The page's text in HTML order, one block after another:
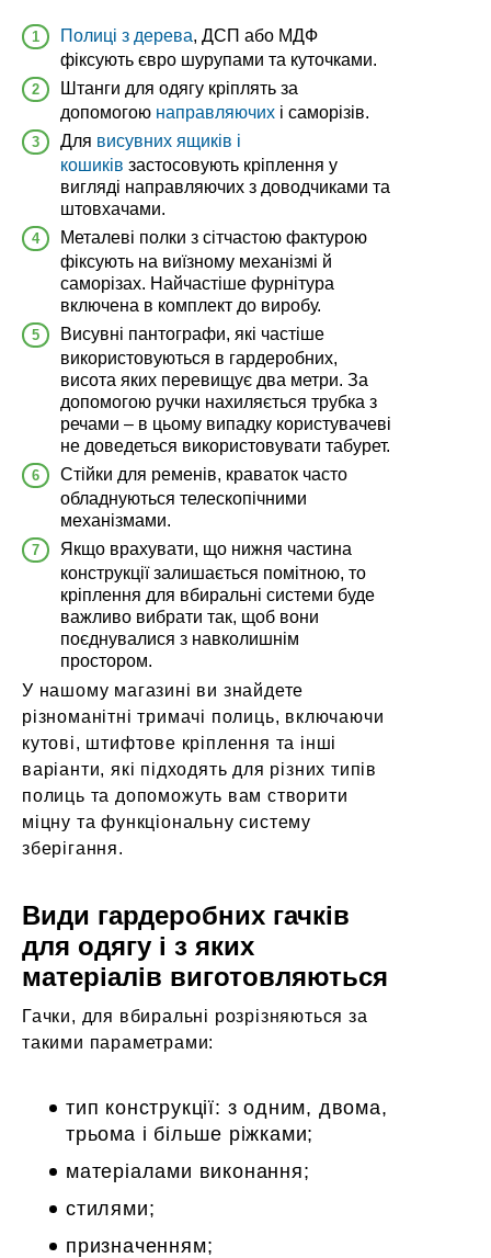
Полиці з дерева, ДСП або МДФ
фіксують євро шурупами та куточками.
Штанги для одягу кріплять за
допомогою направляючих і саморізів.
Для висувних ящиків і
кошиків застосовують кріплення у
вигляді направляючих з доводчиками та
штовхачами.
Металеві полки з сітчастою фактурою
фіксують на виїзному механізмі й
саморізах. Найчастіше фурнітура
включена в комплект до виробу.
Висувні пантографи, які частіше
використовуються в гардеробних,
висота яких перевищує два метри. За
допомогою ручки нахиляється трубка з
речами – в цьому випадку користувачеві
не доведеться використовувати табурет.
Стійки для ременів, краваток часто
обладнуються телескопічними
механізмами.
Якщо врахувати, що нижня частина
конструкції залишається помітною, то
кріплення для вбиральні системи буде
важливо вибрати так, щоб вони
поєднувалися з навколишнім
простором.
У нашому магазині ви знайдете
різноманітні тримачі полиць, включаючи
кутові, штифтове кріплення та інші
варіанти, які підходять для різних типів
полиць та допоможуть вам створити
міцну та функціональну систему
зберігання.
Види гардеробних гачків
для одягу і з яких
матеріалів виготовляються
Гачки, для вбиральні розрізняються за
такими параметрами:
тип конструкції: з одним, двома,
трьома і більше ріжками;
матеріалами виконання;
стилями;
призначенням;